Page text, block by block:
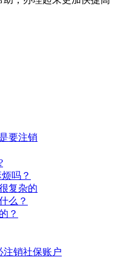
要注销
吗？
复杂的
么？
？
注销社保账户